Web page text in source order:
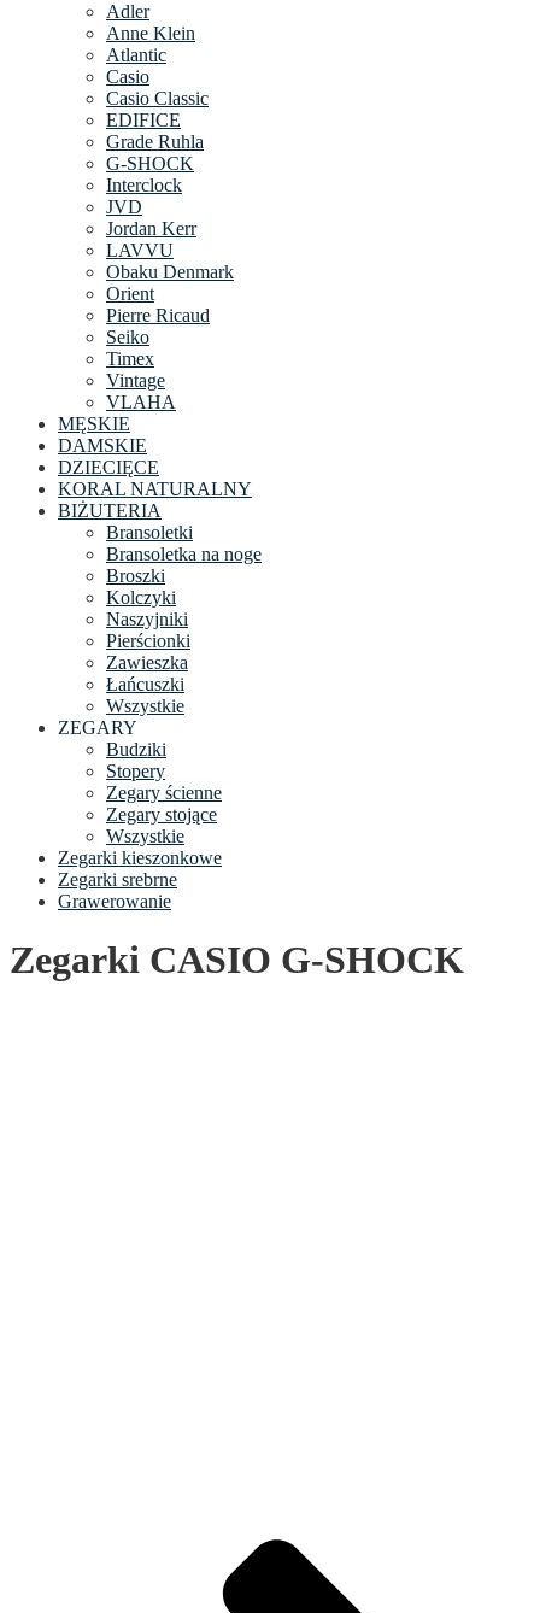
Adler
Anne Klein
Atlantic
Casio
Casio Classic
EDIFICE
Grade Ruhla
G-SHOCK
Interclock
JVD
Jordan Kerr
LAVVU
Obaku Denmark
Orient
Pierre Ricaud
Seiko
Timex
Vintage
VLAHA
MĘSKIE
DAMSKIE
DZIECIĘCE
KORAL NATURALNY
BIŻUTERIA
Bransoletki
Bransoletka na noge
Broszki
Kolczyki
Naszyjniki
Pierścionki
Zawieszka
Łańcuszki
Wszystkie
ZEGARY
Budziki
Stopery
Zegary ścienne
Zegary stojące
Wszystkie
Zegarki kieszonkowe
Zegarki srebrne
Grawerowanie
Zegarki CASIO G-SHOCK